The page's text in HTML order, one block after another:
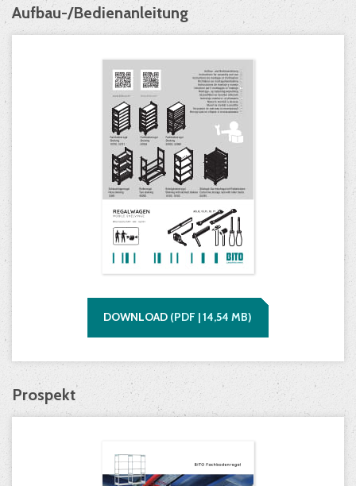
Aufbau-/Bedienanleitung
DOWNLOAD (PDF |14,54 MB)
Prospekt